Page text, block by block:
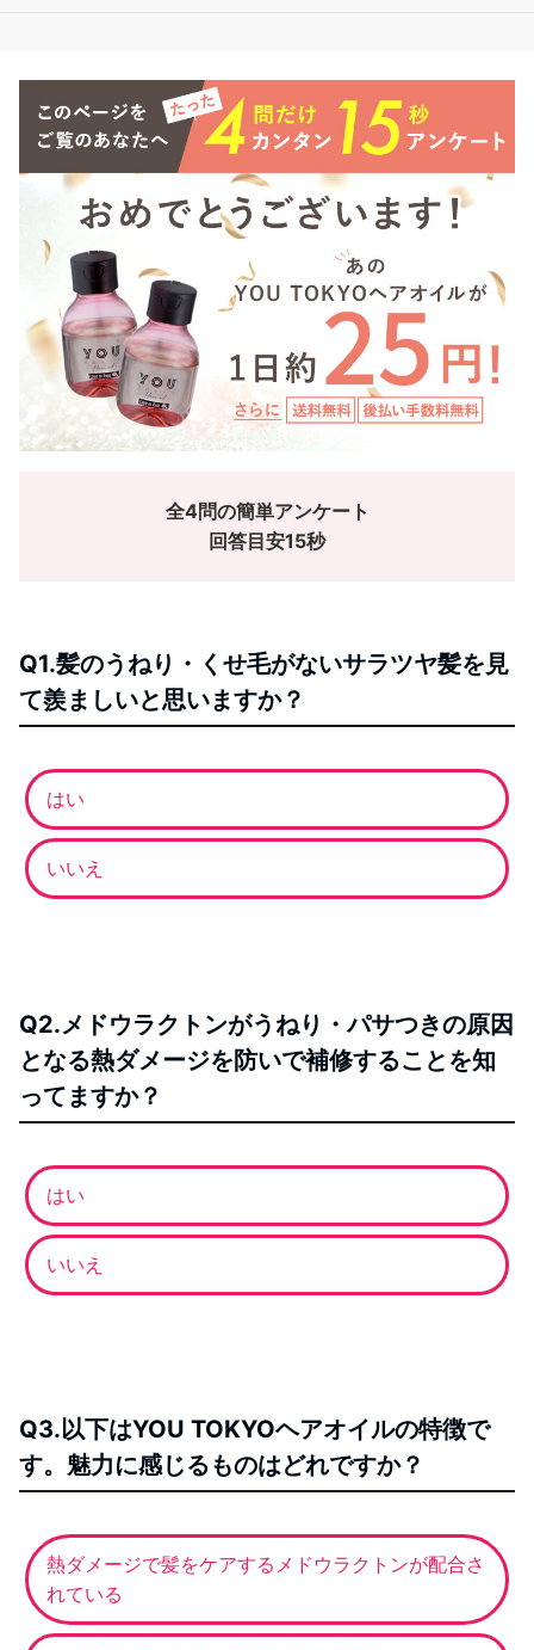
全4問の簡単アンケート
回答目安15秒
Q1.髪のうねり・くせ毛がないサラツヤ髪を見
て羨ましいと思いますか？
はい
いいえ
Q2.メドウラクトンがうねり・パサつきの原因
となる熱ダメージを防いで補修することを知
ってますか？
はい
いいえ
Q3.以下はYOU TOKYOヘアオイルの特徴で
す。魅力に感じるものはどれですか？
熱ダメージで髪をケアするメドウラクトンが配合さ
れている